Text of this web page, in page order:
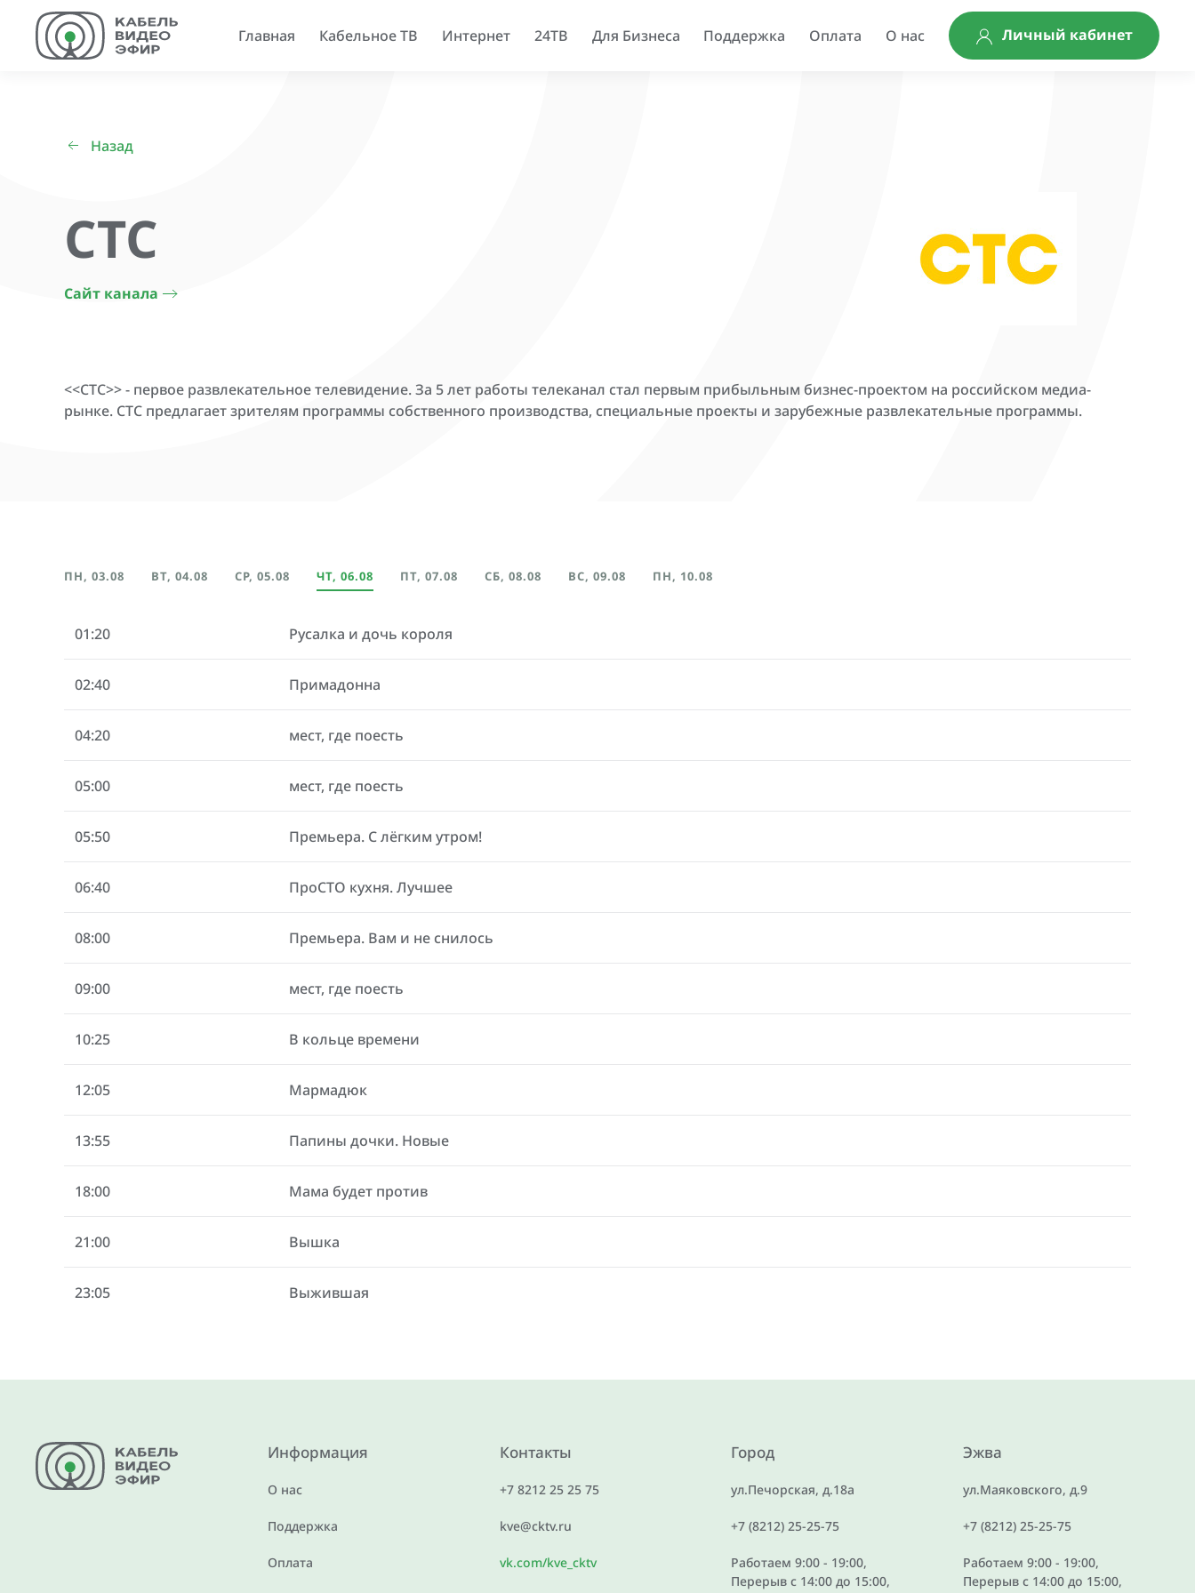
Главная Кабельное ТВ Интернет 24ТВ Для Бизнеса Поддержка Оплата О нас Личный кабинет
Назад
СТС
Сайт канала
<<СТС>> - первое развлекательное телевидение. За 5 лет работы телеканал стал первым прибыльным бизнес-проектом на российском медиа-
рынке. СТС предлагает зрителям программы собственного производства, специальные проекты и зарубежные развлекательные программы.
ПН, 03.08 ВТ, 04.08 СР, 05.08 ЧТ, 06.08 ПТ, 07.08 СБ, 08.08 ВС, 09.08 ПН, 10.08
01:20 Русалка и дочь короля
02:40 Примадонна
04:20 мест, где поесть
05:00 мест, где поесть
05:50 Премьера. С лёгким утром!
06:40 ПроСТО кухня. Лучшее
08:00 Премьера. Вам и не снилось
09:00 мест, где поесть
10:25 В кольце времени
12:05 Мармадюк
13:55 Папины дочки. Новые
18:00 Мама будет против
21:00 Вышка
23:05 Выжившая
Информация
О нас
Поддержка
Оплата
Контакты
+7 8212 25 25 75
kve@cktv.ru
vk.com/kve_cktv
Город
ул.Печорская, д.18а
+7 (8212) 25-25-75
Работаем 9:00 - 19:00,
Перерыв с 14:00 до 15:00,
Эжва
ул.Маяковского, д.9
+7 (8212) 25-25-75
Работаем 9:00 - 19:00,
Перерыв с 14:00 до 15:00,